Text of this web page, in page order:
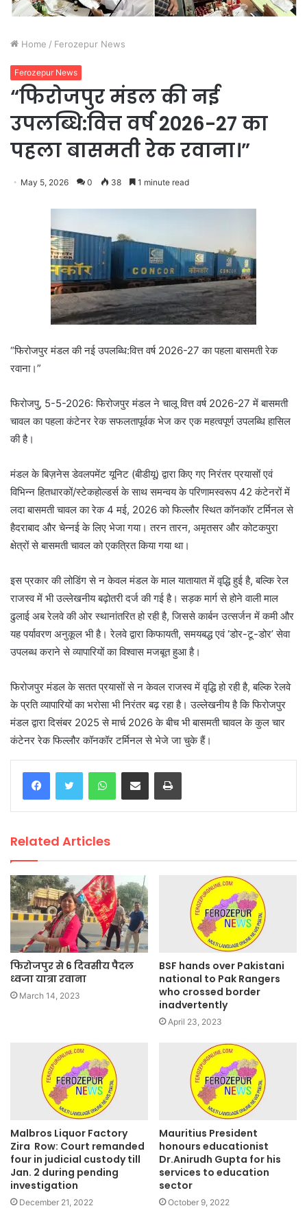
Home / Ferozepur News
Ferozepur News
“फिरोजपुर मंडल की नई
उपलब्धि:वित्त वर्ष 2026-27 का
पहला बासमती रेक रवाना।”
May 5, 2026 0 38 1 minute read
“फिरोजपुर मंडल की नई उपलब्धि:वित्त वर्ष 2026-27 का पहला बासमती रेक
रवाना।”
फिरोजपु, 5-5-2026: फिरोजपुर मंडल ने चालू वित्त वर्ष 2026-27 में बासमती
चावल का पहला कंटेनर रेक सफलतापूर्वक भेज कर एक महत्वपूर्ण उपलब्धि हासिल
की है।
मंडल के बिज़नेस डेवलपमेंट यूनिट (बीडीयू) द्वारा किए गए निरंतर प्रयासों एवं
विभिन्न हितधारकों/स्टेकहोल्डर्स के साथ समन्वय के परिणामस्वरूप 42 कंटेनरों में
लदा बासमती चावल का रेक 4 मई, 2026 को फिल्लौर स्थित कॉनकॉर टर्मिनल से
हैदराबाद और चेन्नई के लिए भेजा गया। तरन तारन, अमृतसर और कोटकपुरा
क्षेत्रों से बासमती चावल को एकत्रित किया गया था।
इस प्रकार की लोडिंग से न केवल मंडल के माल यातायात में वृद्धि हुई है, बल्कि रेल
राजस्व में भी उल्लेखनीय बढ़ोतरी दर्ज की गई है। सड़क मार्ग से होने वाली माल
ढुलाई अब रेलवे की ओर स्थानांतरित हो रही है, जिससे कार्बन उत्सर्जन में कमी और
यह पर्यावरण अनुकूल भी है। रेलवे द्वारा किफायती, समयबद्ध एवं ‘डोर-टू-डोर’ सेवा
उपलब्ध कराने से व्यापारियों का विश्वास मजबूत हुआ है।
फिरोजपुर मंडल के सतत प्रयासों से न केवल राजस्व में वृद्धि हो रही है, बल्कि रेलवे
के प्रति व्यापारियों का भरोसा भी निरंतर बढ़ रहा है। उल्लेखनीय है कि फिरोजपुर
मंडल द्वारा दिसंबर 2025 से मार्च 2026 के बीच भी बासमती चावल के कुल चार
कंटेनर रेक फिल्लौर कॉनकॉर टर्मिनल से भेजे जा चुके हैं।
WhatsAppShare via Email Print
Related Articles
फिरोजपुर से 6 दिवसीय पैदल
ध्वजा यात्रा रवाना
March 14, 2023
BSF hands over Pakistani
national to Pak Rangers
who crossed border
inadvertently
April 23, 2023
Malbros Liquor Factory
Zira Row: Court remanded
four in judicial custody till
Jan. 2 during pending
investigation
December 21, 2022
Mauritius President
honours educationist
Dr.Anirudh Gupta for his
services to education
sector
October 9, 2022